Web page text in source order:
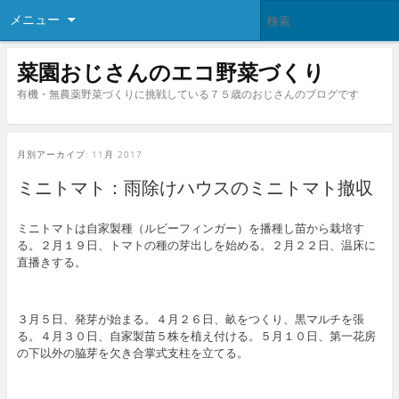
メニュー
菜園おじさんのエコ野菜づくり
有機・無農薬野菜づくりに挑戦している７５歳のおじさんのブログです
月別アーカイブ: 11月 2017
ミニトマト：雨除けハウスのミニトマト撤収
ミニトマトは自家製種（ルビーフィンガー）を播種し苗から栽培す
る。２月１９日、トマトの種の芽出しを始める。２月２２日、温床に
直播きする。
３月５日、発芽が始まる。４月２６日、畝をつくり、黒マルチを張
る。４月３０日、自家製苗５株を植え付ける。５月１０日、第一花房
の下以外の脇芽を欠き合掌式支柱を立てる。